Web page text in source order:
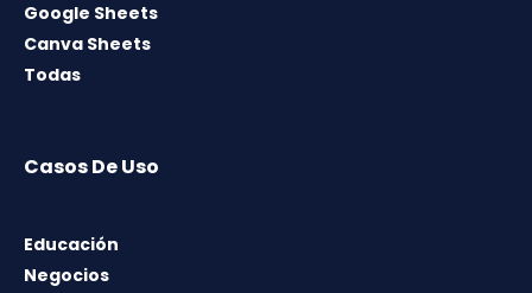
Google Sheets
Canva Sheets
Todas
Casos De Uso
Educación
Negocios